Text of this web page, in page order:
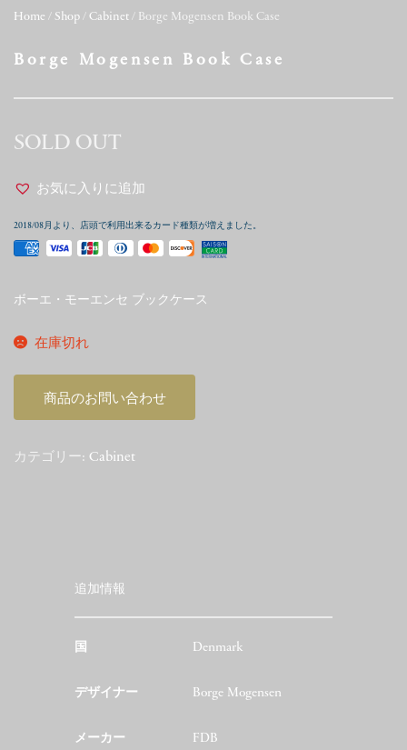
Home / Shop / Cabinet / Borge Mogensen Book Case
Borge Mogensen Book Case
SOLD OUT
お気に入りに追加
2018/08月より、店頭で利用出来るカード種類が増えました。
ボーエ・モーエンセ ブックケース
在庫切れ
商品のお問い合わせ
カテゴリー: Cabinet
追加情報
国 Denmark
デザイナー Borge Mogensen
メーカー FDB